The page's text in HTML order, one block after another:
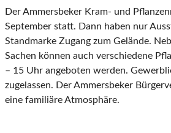
Der Ammersbeker Kram- und
September statt. Dann haben nur
Standmarke Zugang zum Gelände.
Sachen können auch verschiedene
– 15 Uhr angeboten werden.
zugelassen. Der Ammersbeker
eine familiäre Atmosphäre.